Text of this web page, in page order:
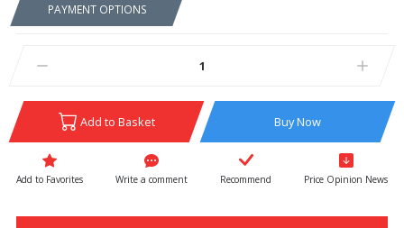
PAYMENT OPTIONS
Add to Basket Buy Now
Write a comment Recommend Price Opinion News